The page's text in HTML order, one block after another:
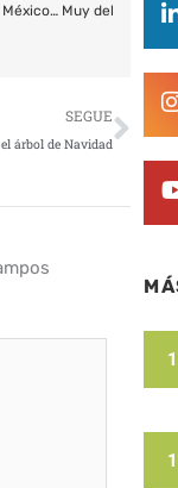
Muy del
SEGUE
árbol de Navidad
1
1